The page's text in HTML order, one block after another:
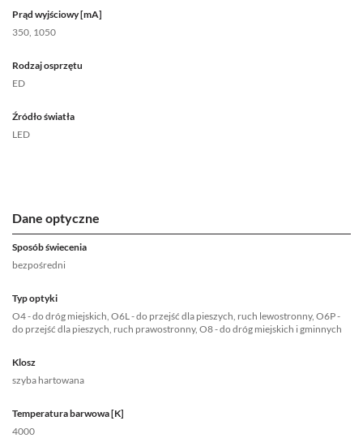
Prąd wyjściowy [mA]
350, 1050
Rodzaj osprzętu
ED
Źródło światła
LED
Dane optyczne
Sposób świecenia
bezpośredni
Typ optyki
O4 - do dróg miejskich, O6L - do przejść dla pieszych, ruch lewostronny, O6P -
do przejść dla pieszych, ruch prawostronny, O8 - do dróg miejskich i gminnych
Klosz
szyba hartowana
Temperatura barwowa [K]
4000